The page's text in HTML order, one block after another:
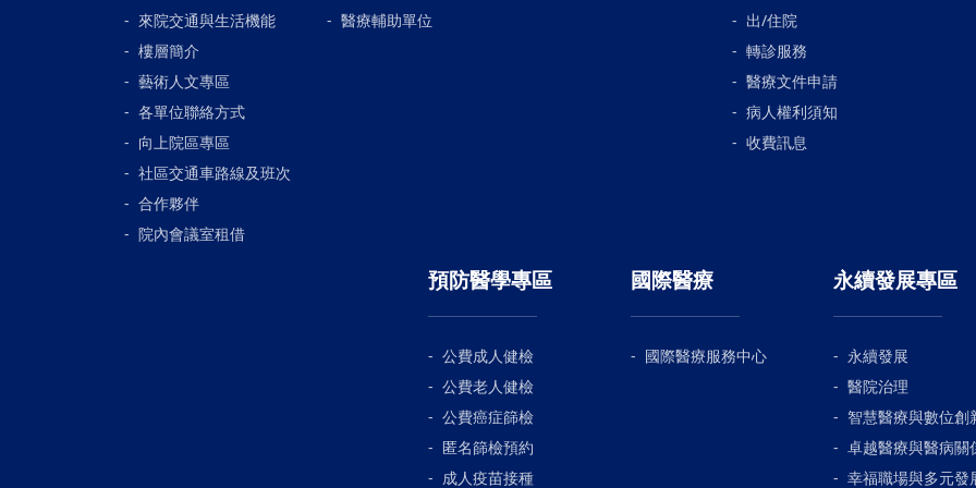
來院交通與生活機能
樓層簡介
藝術人文專區
各單位聯絡方式
向上院區專區
社區交通車路線及班次
合作夥伴
院內會議室租借
醫療輔助單位
出/住院
轉診服務
醫療文件申請
病人權利須知
收費訊息
預防醫學專區
公費成人健檢
公費老人健檢
公費癌症篩檢
匿名篩檢預約
成人疫苗接種
國際醫療
國際醫療服務中心
永續發展專區
永續發展
醫院治理
智慧醫療與數位創
卓越醫療與醫病關
幸福職場與多元發